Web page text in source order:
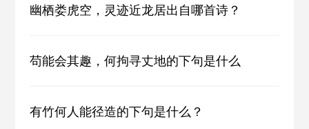
幽栖娄虎空，灵迹近龙居出自哪首诗？
苟能会其趣，何拘寻丈地的下句是什么
有竹何人能径造的下句是什么？